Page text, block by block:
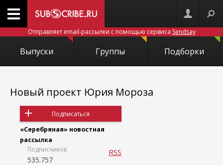
Отправляет email-рассылки с помощью сервиса Sendsay
Выпуски Группы Подборки
Новый проект Юрия Мороза
Подписаться
«Серебряная» новостная
рассылка
Подписчиков
535.757
RSS